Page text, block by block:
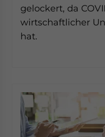
gelockert, da
wirtschaftlicher
hat.